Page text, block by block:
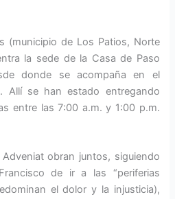
(municipio de Los Patios, Norte
la sede de la Casa de Paso
donde se acompaña en el
Allí se han estado entregando
entre las 7:00 a.m. y 1:00 p.m.
obran juntos, siguiendo
de ir a las “periferias
el dolor y la injusticia),